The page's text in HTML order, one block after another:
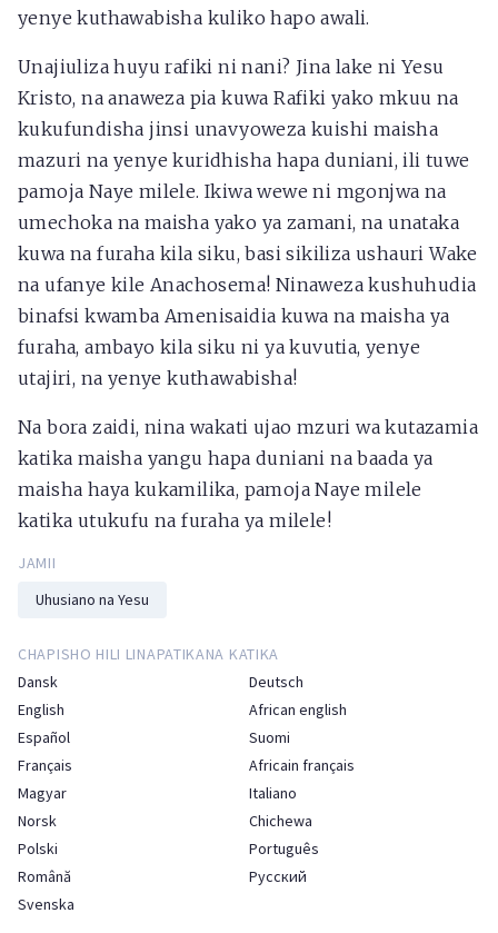
yenye kuthawabisha kuliko hapo awali.
Unajiuliza huyu rafiki ni nani? Jina lake ni Yesu
Kristo, na anaweza pia kuwa Rafiki yako mkuu na
kukufundisha jinsi unavyoweza kuishi maisha
mazuri na yenye kuridhisha hapa duniani, ili tuwe
pamoja Naye milele. Ikiwa wewe ni mgonjwa na
umechoka na maisha yako ya zamani, na unataka
kuwa na furaha kila siku, basi sikiliza ushauri Wake
na ufanye kile Anachosema! Ninaweza kushuhudia
binafsi kwamba Amenisaidia kuwa na maisha ya
furaha, ambayo kila siku ni ya kuvutia, yenye
utajiri, na yenye kuthawabisha!
Na bora zaidi, nina wakati ujao mzuri wa kutazamia
katika maisha yangu hapa duniani na baada ya
maisha haya kukamilika, pamoja Naye milele
katika utukufu na furaha ya milele!
JAMII
Uhusiano na Yesu
CHAPISHO HILI LINAPATIKANA KATIKA
Dansk
Deutsch
English
African english
Español
Suomi
Français
Africain français
Magyar
Italiano
Norsk
Chichewa
Polski
Português
Română
Русский
Svenska